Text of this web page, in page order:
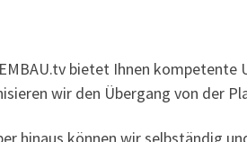
bietet Ihnen
wir den Übergang von der
hinaus können wir selbständig